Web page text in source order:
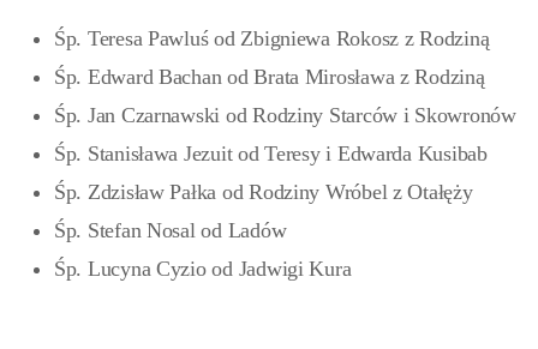
Śp. Teresa Pawluś od Zbigniewa Rokosz z Rodziną
Śp. Edward Bachan od Brata Mirosława z Rodziną
Śp. Jan Czarnawski od Rodziny Starców i Skowronów
Śp. Stanisława Jezuit od Teresy i Edwarda Kusibab
Śp. Zdzisław Pałka od Rodziny Wróbel z Otałęży
Śp. Stefan Nosal od Ladów
Śp. Lucyna Cyzio od Jadwigi Kura